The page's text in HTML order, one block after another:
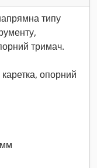
типу
тримач.
опорний